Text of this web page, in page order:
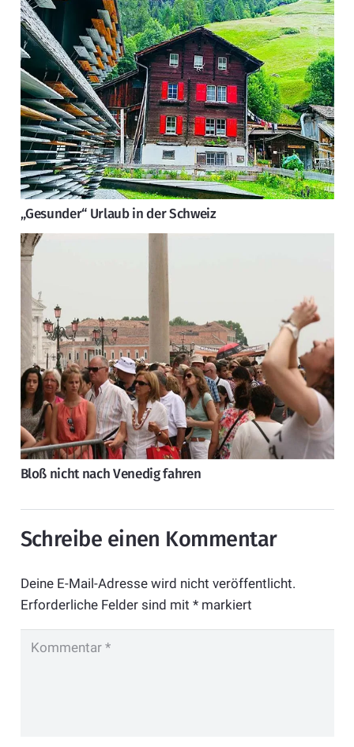
„Gesunder“ Urlaub in der Schweiz
Bloß nicht nach Venedig fahren
Schreibe einen Kommentar
Deine E-Mail-Adresse wird nicht veröffentlicht.
Erforderliche Felder sind mit *markiert